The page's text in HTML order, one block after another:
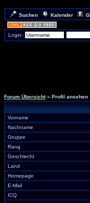
Suchen Kalender
Login:
Forum Übersicht» Profil ansehen
Vorname
Nachname
Gruppe
Rang
Geschlecht
Land
Homepage
E-Mail
ICQ